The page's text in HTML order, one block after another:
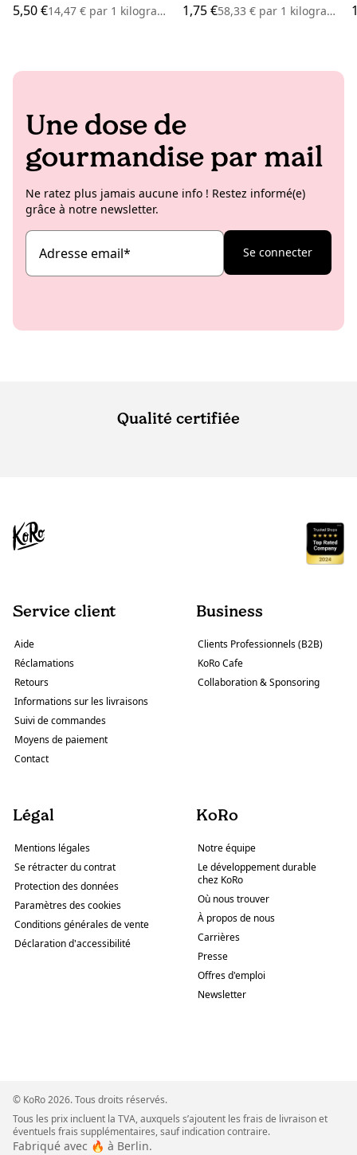
5,50 €14,47 € par 1 kilogramme
1,75 €58,33 € par1 kilogramme
Une dose de
gourmandise par mail
Ne ratez plus jamais aucune info ! Restez informé(e)
grâce à notre newsletter.
Adresse email* Se connecter
Qualité certifiée
Service client
Aide
Réclamations
Retours
Informations sur les livraisons
Suivi de commandes
Moyens de paiement
Contact
Business
Clients Professionnels (B2B)
KoRo Cafe
Collaboration & Sponsoring
Légal
Mentions légales
Se rétracter du contrat
Protection des données
Paramètres des cookies
Conditions générales de vente
Déclaration d'accessibilité
KoRo
Notre équipe
Le développement durable
chez KoRo
Où nous trouver
À propos de nous
Carrières
Presse
Offres d'emploi
Newsletter
© KoRo 2026. Tous droits réservés.
Tous les prix incluent la TVA, auxquels s’ajoutent les frais de livraison et
éventuels frais supplémentaires, sauf indication contraire.
Fabriqué avec 🔥 à Berlin.